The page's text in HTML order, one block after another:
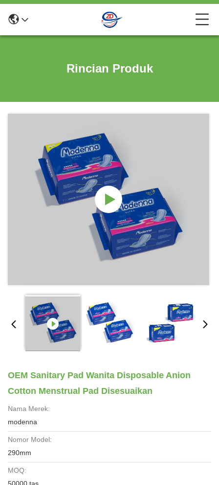
Rincian Produk
OEM Sanitary Pad Wanita Disposable Anion
Cotton Menstrual Pad Disesuaikan
Nama Merek:
modenna
Nomor Model:
290mm
MOQ: